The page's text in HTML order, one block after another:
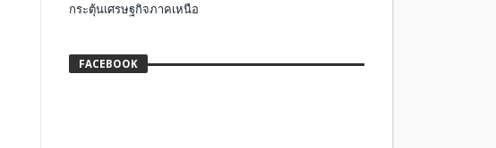
กระตุ้นเศรษฐกิจภาคเหนือ
FACEBOOK